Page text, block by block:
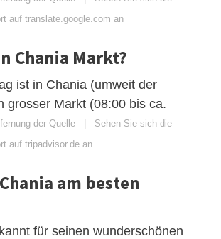
auf translate.google.com an
Chania Markt?
ist in Chania (umweit der
grosser Markt (08:00 bis ca.
der Quelle | Sehen Sie sich die
auf tripadvisor.de an
am besten
für seinen wunderschönen